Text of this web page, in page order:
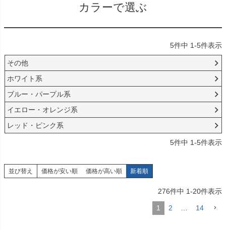
カラーで選ぶ
5件中 1-5件表示
その他
ホワイト系
ブルー・パープル系
イエロー・オレンジ系
レッド・ピンク系
5件中 1-5件表示
並び替え 価格が安い順 価格が高い順 新着順
276件中 1-20件表示
1 2 … 14